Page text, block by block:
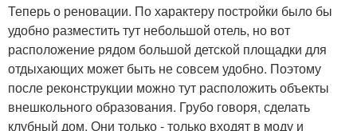
Теперь о реновации. По характеру постройки было бы
удобно разместить тут небольшой отель, но вот
расположение рядом большой детской площадки для
отдыхающих может быть не совсем удобно. Поэтому
после реконструкции можно тут расположить объекты
внешкольного образования. Грубо говоря, сделать
клубный дом. Они только - только входят в моду и